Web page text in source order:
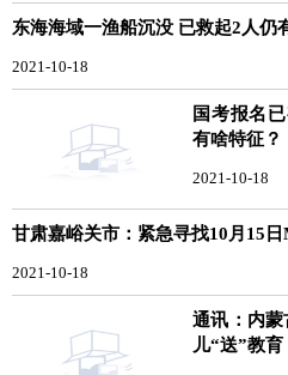
东海海域一渔船沉没 已救起2人仍
2021-10-18
国考报名
有啥特征？
2021-10-18
甘肃嘉峪关市：紧急寻找10月15
2021-10-18
通讯：内蒙
儿“送”教育